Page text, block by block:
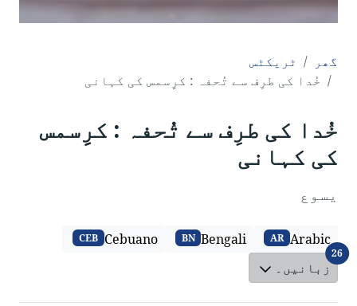
گھر
ٹریکٹس
خُدا کی طرِف سے تُحفہ : کرِِسمس کی کہانی
خُدا کی طرِف سے تُحفہ : کرِِسمس
کی کہانی
یسوع
Arabic
AR
Bengali
BN
Cebuano
CEB
زبانیں۔
26زبانیں۔